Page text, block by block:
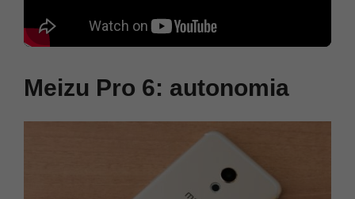
Meizu Pro 6: autonomia